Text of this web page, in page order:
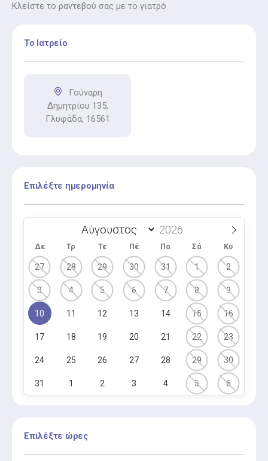
Κλείστε το ραντεβού σας με το γιατρό
Το Ιατρείο
Γούναρη
Δημητρίου 135,
Γλυφάδα, 16561
Επιλέξτε ημερομηνία
Δε Τρ Τε Πέ Πα Σά Κυ
27 28 29 30 31 1 2
3 4 5 6 7 8 9
10 11 12 13 14 15 16
17 18 19 20 21 22 23
24 25 26 27 28 29 30
31 1 2 3 4 5 6
Επιλέξτε ώρες